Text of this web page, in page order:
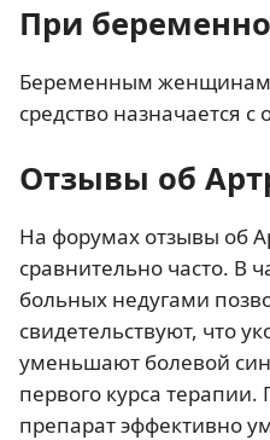
При
Беременным
средство назначается с
Отзывы об
На форумах отзывы об
сравнительно часто. В
больных недугами
свидетельствуют, что
уменьшают болевой
первого курса
препарат эффективно